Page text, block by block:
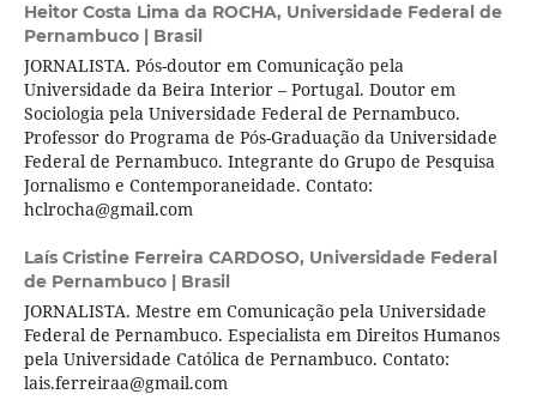
Heitor Costa Lima da ROCHA, Universidade Federal de
Pernambuco | Brasil
JORNALISTA. Pós-doutor em Comunicação pela
Universidade da Beira Interior – Portugal. Doutor em
Sociologia pela Universidade Federal de Pernambuco.
Professor do Programa de Pós-Graduação da Universidade
Federal de Pernambuco. Integrante do Grupo de Pesquisa
Jornalismo e Contemporaneidade. Contato:
hclrocha@gmail.com
Laís Cristine Ferreira CARDOSO, Universidade Federal
de Pernambuco | Brasil
JORNALISTA. Mestre em Comunicação pela Universidade
Federal de Pernambuco. Especialista em Direitos Humanos
pela Universidade Católica de Pernambuco. Contato:
lais.ferreiraa@gmail.com